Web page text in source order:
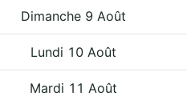
Dimanche 9 Août
Lundi 10 Août
Mardi 11 Août